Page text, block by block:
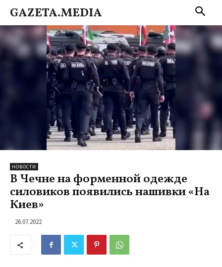
GAZETA.MEDIA
НОВОСТИ
В Чечне на форменной одежде
силовиков появились нашивки «На
Киев»
26.07.2022